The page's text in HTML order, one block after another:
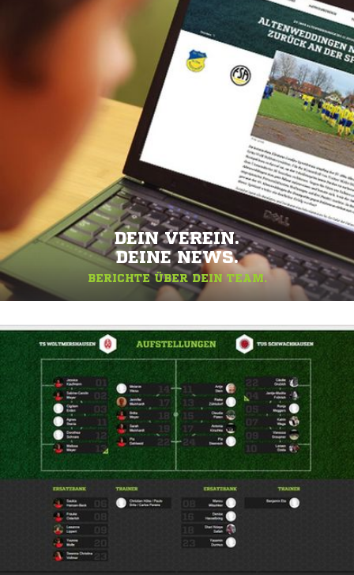
DEIN VEREIN.
DEINE NEWS.
BERICHTE ÜBER DEIN TEAM.